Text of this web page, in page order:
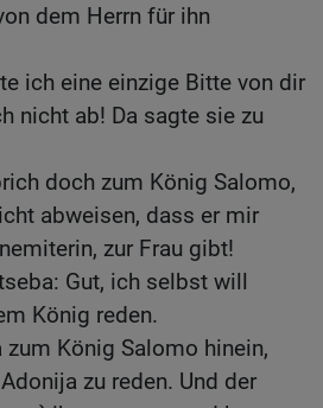
dem Herrn für ihn
ich eine einzige Bitte von dir
nicht ab! Da sagte sie zu
doch zum König Salomo,
abweisen, dass er mir
zur Frau gibt!
Gut, ich selbst will
König reden.
zum König Salomo hinein,
zu reden. Und der